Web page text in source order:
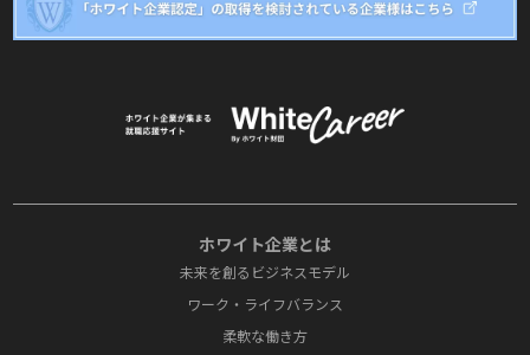
ホワイト企業とは
未来を創るビジネスモデル
ワーク・ライフバランス
柔軟な働き方